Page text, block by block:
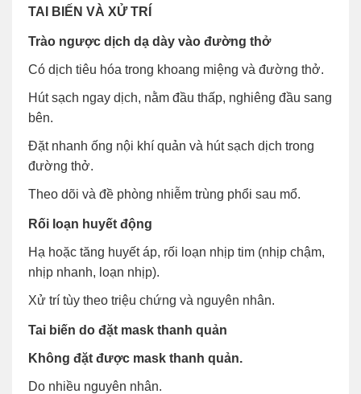
TAI BIẾN VÀ XỬ TRÍ
Trào ngược dịch dạ dày vào đường thở
Có dịch tiêu hóa trong khoang miệng và đường thở.
Hút sạch ngay dịch, nằm đầu thấp, nghiêng đầu sang
bên.
Đặt nhanh ống nội khí quản và hút sạch dịch trong
đường thở.
Theo dõi và đề phòng nhiễm trùng phổi sau mổ.
Rối loạn huyết động
Hạ hoặc tăng huyết áp, rối loạn nhịp tim (nhịp chậm,
nhịp nhanh, loạn nhịp).
Xử trí tùy theo triệu chứng và nguyên nhân.
Tai biến do đặt mask thanh quản
Không đặt được mask thanh quản.
Do nhiều nguyên nhân.